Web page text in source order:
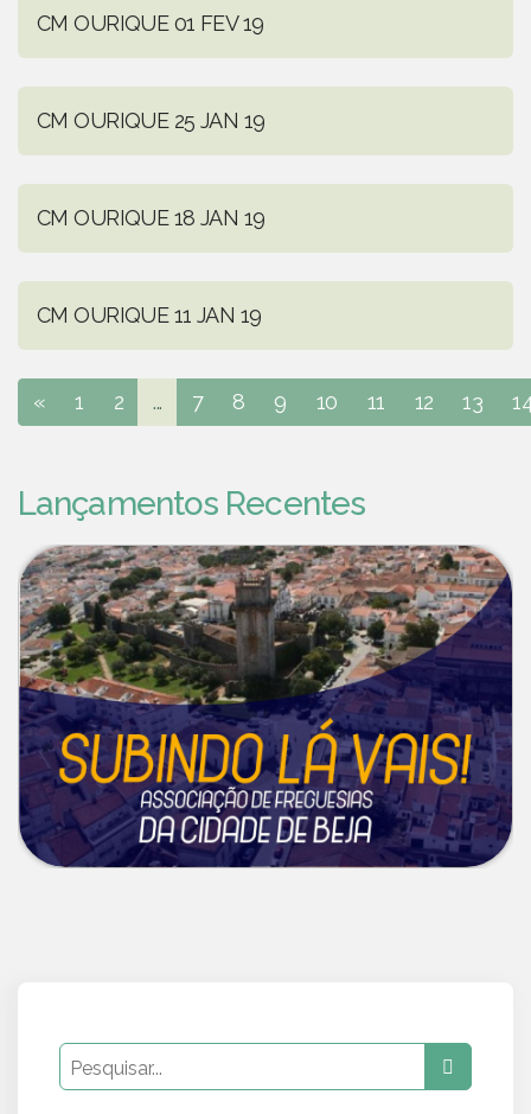
CM OURIQUE 01 FEV 19
CM OURIQUE 25 JAN 19
CM OURIQUE 18 JAN 19
CM OURIQUE 11 JAN 19
« 1 2 ... 7 8 9 10 11 12 13
Lançamentos Recentes